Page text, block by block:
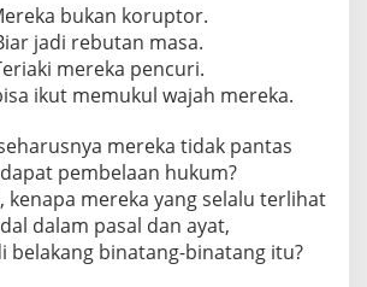
bukan koruptor.
jadi rebutan masa.
mereka pencuri.
ikut memukul wajah mereka.
mereka tidak pantas
pembelaan hukum?
kenapa mereka yang selalu terlihat
dalam pasal dan ayat,
belakang binatang-binatang itu?